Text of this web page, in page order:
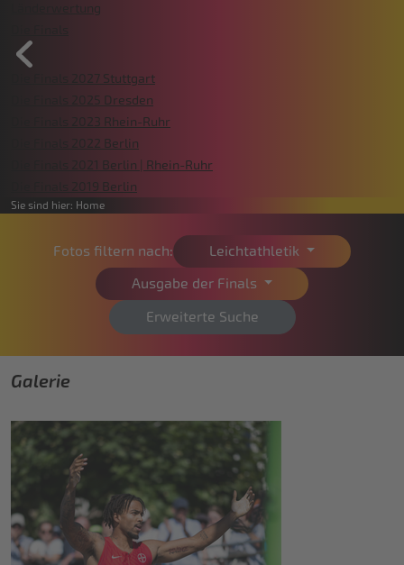
Länderwertung
Die Finals 2027 Stuttgart
Die Finals 2025 Dresden
Die Finals 2023 Rhein-Ruhr
Die Finals 2022 Berlin
Die Finals 2021 Berlin | Rhein-Ruhr
Die Finals 2019 Berlin
Sie sind hier: Home
Fotos filtern nach:
Leichtathletik
Ausgabe der Finals
Erweiterte Suche
Galerie